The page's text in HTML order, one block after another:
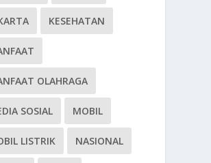
KESEHATAN
OLAHRAGA
SOSIAL MOBIL
LISTRIK NASIONAL